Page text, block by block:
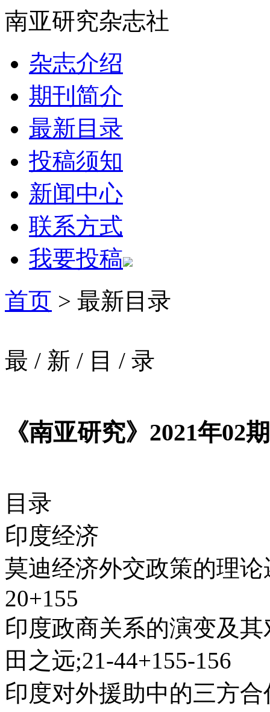
南亚研究杂志社
杂志介绍
期刊简介
最新目录
投稿须知
新闻中心
联系方式
我要投稿
首页 > 最新目录
最 / 新 / 目 / 录
《南亚研究》2021年02期
目录
印度经济
莫迪经济外交政策的理
20+155
印度政商关系的演变及
田之远;21-44+155-156
印度对外援助中的三方